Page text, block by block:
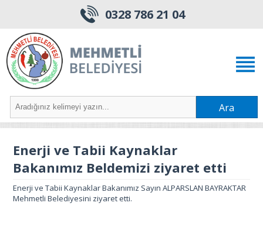
0328 786 21 04
Ara
Enerji ve Tabii Kaynaklar
Bakanımız Beldemizi ziyaret etti
Enerji ve Tabii Kaynaklar Bakanımız Sayın ALPARSLAN BAYRAKTAR
Mehmetli Belediyesini ziyaret etti.